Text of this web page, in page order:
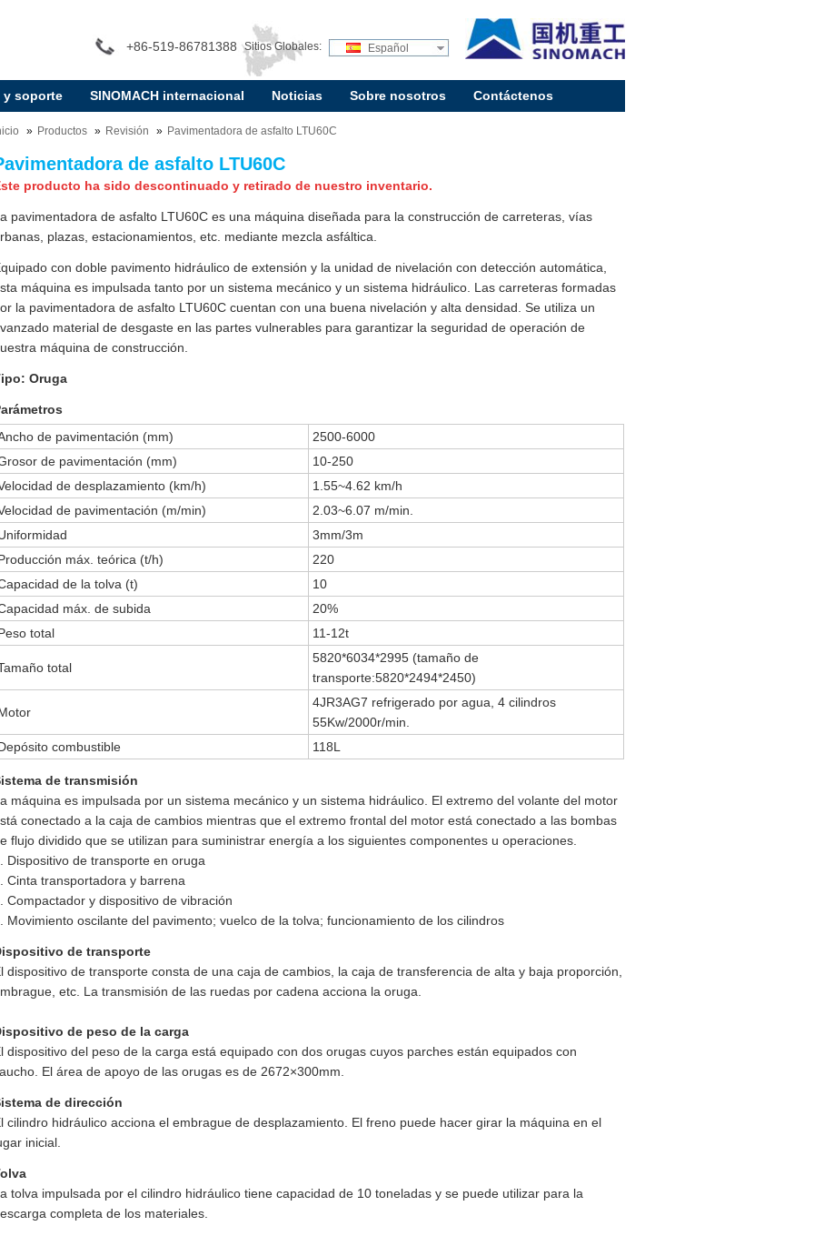
+86-519-86781388 Sitios Globales: Español
y soporte SINOMACH internacional Noticias Sobre nosotros Contáctenos
Productos Revisión Pavimentadora de asfalto LTU60C
de asfalto LTU60C
producto ha sido descontinuado y retirado de nuestro inventario.
pavimentadora de asfalto LTU60C es una máquina diseñada para la construcción de carreteras, vías
plazas, estacionamientos, etc. mediante mezcla asfáltica.
con doble pavimento hidráulico de extensión y la unidad de nivelación con detección automática,
máquina es impulsada tanto por un sistema mecánico y un sistema hidráulico. Las carreteras formadas
la pavimentadora de asfalto LTU60C cuentan con una buena nivelación y alta densidad. Se utiliza un
material de desgaste en las partes vulnerables para garantizar la seguridad de operación de
máquina de construcción.
Oruga
de pavimentación (mm)
2500-6000
de pavimentación (mm)
10-250
de desplazamiento (km/h)
1.55~4.62 km/h
de pavimentación (m/min)
2.03~6.07 m/min.
3mm/3m
máx. teórica (t/h)
220
de la tolva (t)
10
máx. de subida
20%
total
11-12t
total
5820*6034*2995 (tamaño de
transporte:5820*2494*2450)
4JR3AG7 refrigerado por agua, 4 cilindros
55Kw/2000r/min.
combustible
118L
de transmisión
máquina es impulsada por un sistema mecánico y un sistema hidráulico. El extremo del volante del motor
conectado a la caja de cambios mientras que el extremo frontal del motor está conectado a las bombas
flujo dividido que se utilizan para suministrar energía a los siguientes componentes u operaciones.
Dispositivo de transporte en oruga
Cinta transportadora y barrena
Compactador y dispositivo de vibración
Movimiento oscilante del pavimento; vuelco de la tolva; funcionamiento de los cilindros
de transporte
dispositivo de transporte consta de una caja de cambios, la caja de transferencia de alta y baja proporción,
etc. La transmisión de las ruedas por cadena acciona la oruga.
de peso de la carga
dispositivo del peso de la carga está equipado con dos orugas cuyos parches están equipados con
El área de apoyo de las orugas es de 2672×300mm.
de dirección
cilindro hidráulico acciona el embrague de desplazamiento. El freno puede hacer girar la máquina en el
inicial.
tolva impulsada por el cilindro hidráulico tiene capacidad de 10 toneladas y se puede utilizar para la
completa de los materiales.